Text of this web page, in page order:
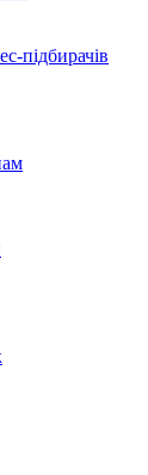
підбирачів